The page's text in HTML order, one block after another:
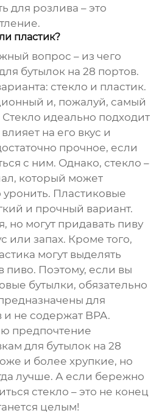
для розлива – это
пластик?
вопрос – из чего
бутылок на 28 портов.
стекло и пластик.
и, пожалуй, самый
идеально подходит
на его вкус и
прочное, если
с ним. Однако, стекло –
который может
уронить. Пластиковые
и прочный вариант.
но могут придавать пиву
или запах. Кроме того,
могут выделять
пиво. Поэтому, если вы
бутылки, обязательно
для
не содержат BPA.
предпочтение
для бутылок на 28
и более хрупкие, но
лучше. А если бережно
стекло – это не конец
целым!